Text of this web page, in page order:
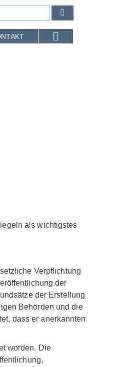
als wichtigstes
Verpflichtung
der
der Erstellung
Behörden und die
dass er anerkannten
worden. Die